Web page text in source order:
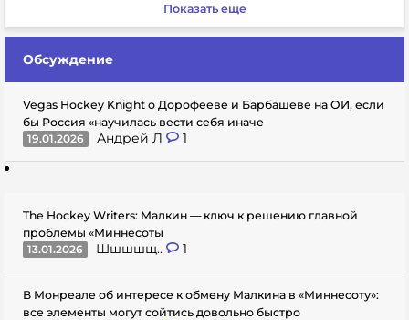
Показать еще
Обсуждение
Vegas Hockey Knight о Дорофееве и Барбашеве на ОИ, если
бы Россия «научилась вести себя иначе
19.01.2026
Андрей Л 1
The Hockey Writers: Малкин — ключ к решению главной
проблемы «Миннесоты
13.01.2026
Шшшшщ.. 1
В Монреале об интересе к обмену Малкина в «Миннесоту»:
все элементы могут сойтись довольно быстро